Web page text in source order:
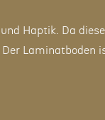
Haptik. Da